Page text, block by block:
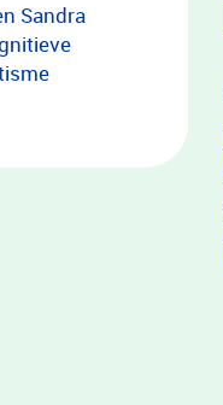
Sandra